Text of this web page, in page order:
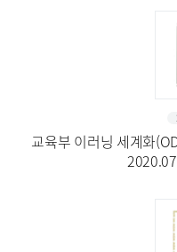
교육부 이러닝 세계화